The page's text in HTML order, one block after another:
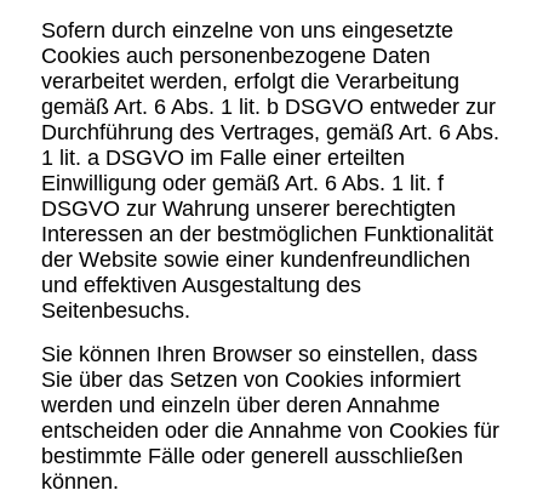
Sofern durch einzelne von uns eingesetzte
Cookies auch personenbezogene Daten
verarbeitet werden, erfolgt die Verarbeitung
gemäß Art. 6 Abs. 1 lit. b DSGVO entweder zur
Durchführung des Vertrages, gemäß Art. 6 Abs.
1 lit. a DSGVO im Falle einer erteilten
Einwilligung oder gemäß Art. 6 Abs. 1 lit. f
DSGVO zur Wahrung unserer berechtigten
Interessen an der bestmöglichen Funktionalität
der Website sowie einer kundenfreundlichen
und effektiven Ausgestaltung des
Seitenbesuchs.
Sie können Ihren Browser so einstellen, dass
Sie über das Setzen von Cookies informiert
werden und einzeln über deren Annahme
entscheiden oder die Annahme von Cookies für
bestimmte Fälle oder generell ausschließen
können.